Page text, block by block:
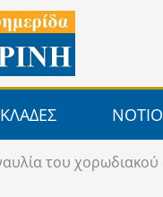
ΝΟΤΙΟ
του χορωδιακού